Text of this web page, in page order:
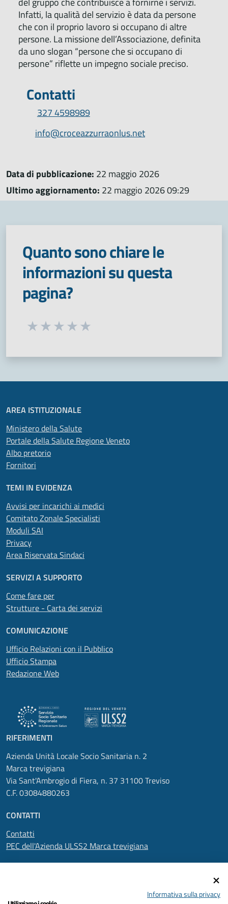
Infatti, la qualità del servizio è data da persone
che con il proprio lavoro si occupano di altre
persone. La missione dell’Associazione, definita
da uno slogan “persone che si occupano di
persone” riflette un impegno sociale preciso.
Contatti
327 4598989
info@croceazzurraonlus.net
Data di pubblicazione: 22 maggio 2026
Ultimo aggiornamento: 22 maggio 2026 09:29
Quanto sono chiare le
informazioni su questa
pagina?
Seleziona una valutazione da 1 a 5 stelle
AREA ISTITUZIONALE
Ministero della Salute
Portale della Salute Regione Veneto
Albo pretorio
Fornitori
TEMI IN EVIDENZA
Avvisi per incarichi ai medici
Comitato Zonale Specialisti
Moduli SAI
Privacy
Area Riservata Sindaci
SERVIZI A SUPPORTO
Come fare per
Strutture - Carta dei servizi
COMUNICAZIONE
Ufficio Relazioni con il Pubblico
Ufficio Stampa
Redazione Web
RIFERIMENTI
Azienda Unità Locale Socio Sanitaria n. 2
Marca trevigiana
Via Sant'Ambrogio di Fiera, n. 37 31100 Treviso
C.F. 03084880263
CONTATTI
Contatti
PEC dell'Azienda ULSS2 Marca trevigiana
Informativa sulla privacy